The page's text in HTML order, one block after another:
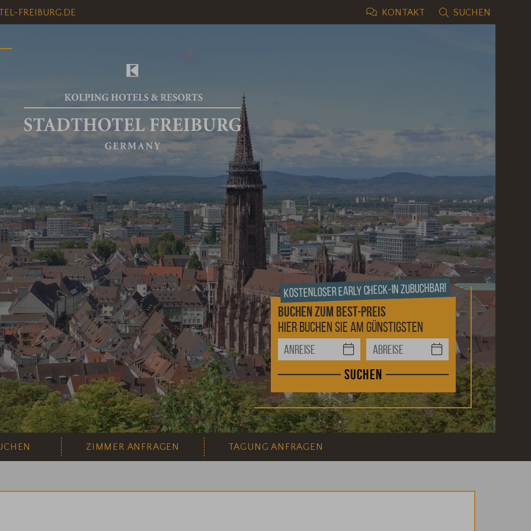
FREIBURG.DE KONTAKT SUCHEN
Buchen zum Best-Preis
Hier buchen Sie am günstigsten
Suchen
Kostenloser Early Check-In zubuchbar!
ZIMMER ANFRAGEN TAGUNG ANFRAGEN